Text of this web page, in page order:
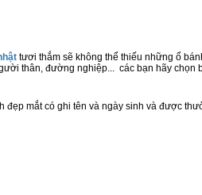
tươi thắm sẽ không thể thiếu những ổ
thân, đường nghiệp... các bạn hãy chọn
đẹp mắt có ghi tên và ngày sinh và được